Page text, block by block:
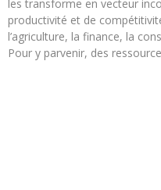
les transforme en vecteur
productivité et de
l’agriculture, la finance, la
Pour y parvenir, des